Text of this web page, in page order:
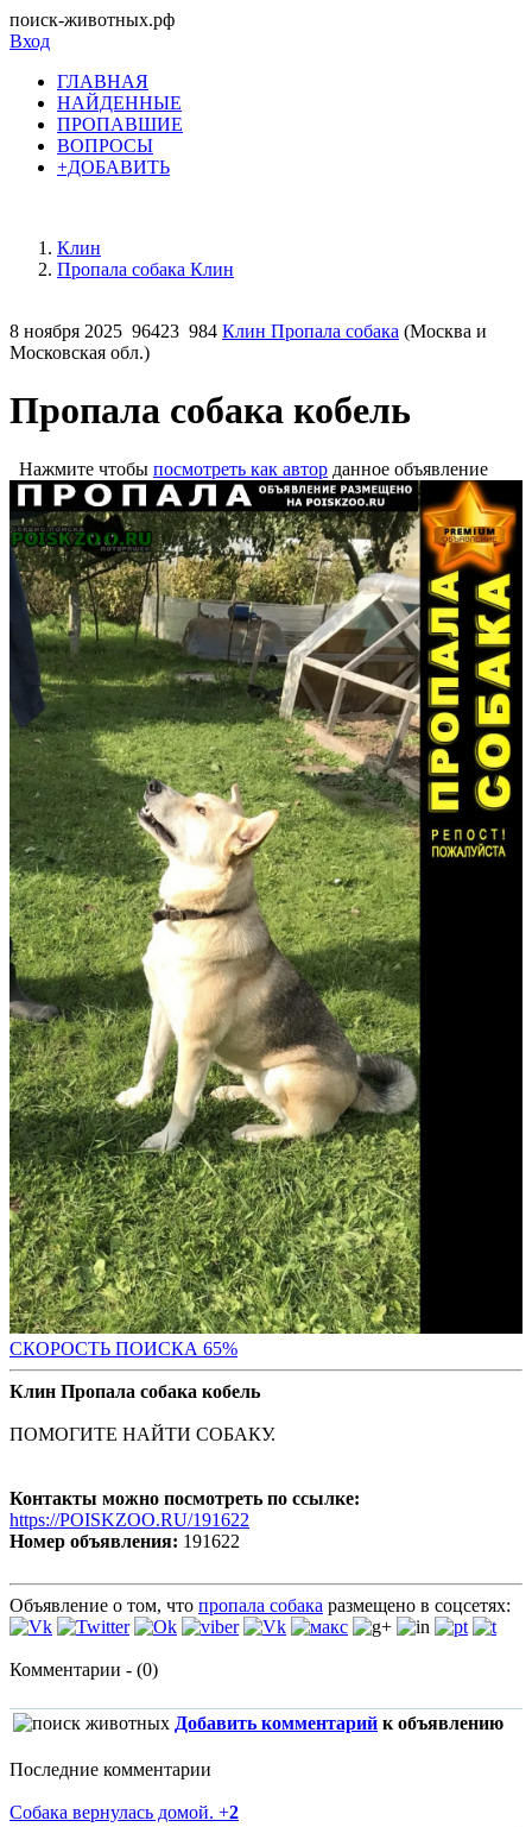
поиск-животных.рф
Вход
ГЛАВНАЯ
НАЙДЕННЫЕ
ПРОПАВШИЕ
ВОПРОСЫ
+ДОБАВИТЬ
Клин
Пропала собака Клин
8 ноября 2025 96423 984 Клин Пропала собака (Москва и
Московская обл.)
Пропала собака кобель
Нажмите чтобы посмотреть как автор данное объявление
СКОРОСТЬ ПОИСКА 65%
Клин Пропала собака кобель
ПОМОГИТЕ НАЙТИ СОБАКУ.
Контакты можно посмотреть по ссылке:
https://POISKZOO.RU/191622
Номер объявления: 191622
Объявление о том, что пропала собака размещено в соцсетях:
Комментарии - (0)
Добавить комментарий к объявлению
Последние комментарии
Собака вернулась домой. +2